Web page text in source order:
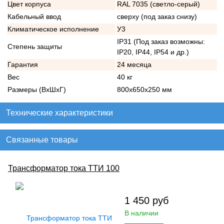
Цвет корпуса
RAL 7035 (светло-серый)
Кабельный ввод
сверху (под заказ снизу)
Климатическое исполнение
У3
Степень защиты
IP31 (Под заказ возможны:
IP20, IP44, IP54 и др.)
Гарантия
24 месяца
Вес
40 кг
Размеры (ВхШхГ)
800х650х250 мм
Технические характеристики
Связанные товары
Трансформатор тока ТТИ 100
1 450 руб
В наличии